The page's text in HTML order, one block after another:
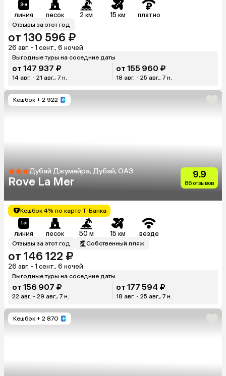
линия песок 2 км 15 км платно
Отзывы за этот год
от 130 596 ₽
26 авг. - 1 сент., 6 ночей
Выгодные туры на соседние даты
от 147 937 ₽
14 авг. - 21 авг., 7 н.
от 155 960 ₽
18 авг. - 25 авг., 7 н.
Кешбэк + 2 922
Дубай Джумейра, Дубай, ОАЭ
Rove La Mer
9.9
86 отзывов
Кешбэк 4% по карте Т-Банка
линия песок 50 м 15 км везде
Отзывы за этот год Собственный пляж
от 146 122 ₽
26 авг. - 1 сент., 6 ночей
Выгодные туры на соседние даты
от 156 907 ₽
22 авг. - 29 авг., 7 н.
от 177 594 ₽
18 авг. - 25 авг., 7 н.
Кешбэк + 2 870